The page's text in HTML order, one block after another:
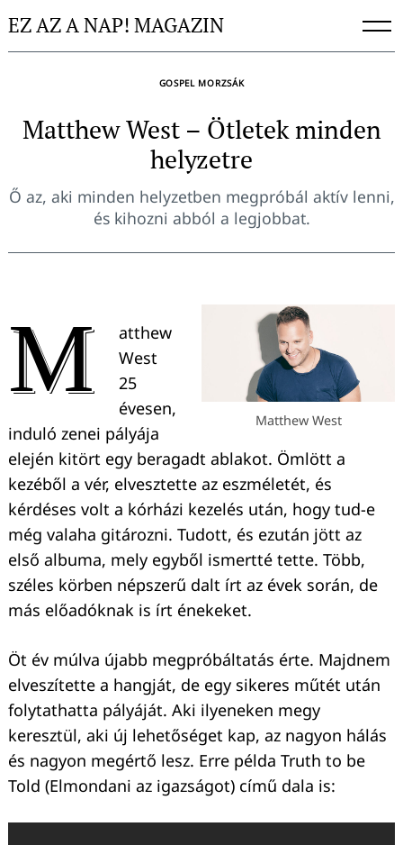
toEZ AZ A NAP! MAGAZIN
GOSPEL MORZSÁK
Matthew West – Ötletek minden
helyzetre
Ő az, aki minden helyzetben megpróbál aktív lenni,
és kihozni abból a legjobbat.
Matthew West
M
atthew
West
25
évesen,
induló zenei pályája
elején kitört egy beragadt ablakot. Ömlött a
kezéből a vér, elvesztette az eszméletét, és
kérdéses volt a kórházi kezelés után, hogy tud-e
még valaha gitározni. Tudott, és ezután jött az
első albuma, mely egyből ismertté tette. Több,
széles körben népszerű dalt írt az évek során, de
más előadóknak is írt énekeket.
Öt év múlva újabb megpróbáltatás érte. Majdnem
elveszítette a hangját, de egy sikeres műtét után
folytathatta pályáját. Aki ilyeneken megy
keresztül, aki új lehetőséget kap, az nagyon hálás
és nagyon megértő lesz. Erre példa Truth to be
Told (Elmondani az igazságot) című dala is: